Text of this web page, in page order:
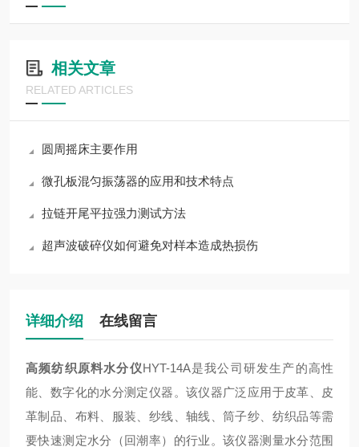
相关文章
RELATED ARTICLES
​圆周摇床主要作用
微孔板混匀振荡器的应用和技术特点
拉链开尾平拉强力测试方法
超声波破碎仪如何避免对样本造成热损伤
详细介绍 在线留言
高频纺织原料水分仪HYT-14A是我公司研发生产的高性
能、数字化的水分测定仪器。该仪器广泛应用于皮革、皮
革制品、布料、服装、纱线、轴线、筒子纱、纺织品等需
要快速测定水分（回潮率）的行业。该仪器测量水分范围